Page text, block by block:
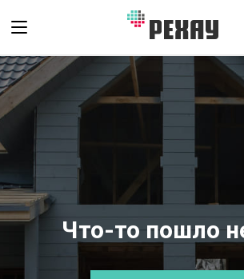
Что-то пошло